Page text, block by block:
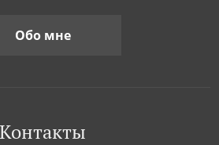
Обо мне
Контакты